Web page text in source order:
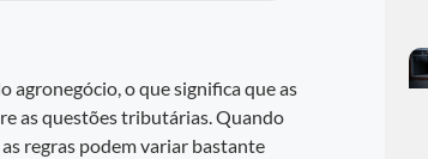
agronegócio, o que significa que as
as questões tributárias. Quando
as regras podem variar bastante